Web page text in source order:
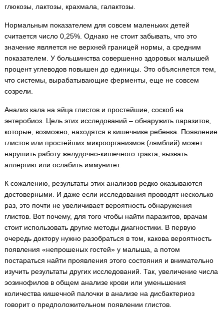
глюкозы, лактозы, крахмала, галактозы.
Нормальным показателем для совсем маленьких детей
считается число 0,25%. Однако не стоит забывать, что это
значение является не верхней границей нормы, а средним
показателем. У большинства совершенно здоровых малышей
процент углеводов повышен до единицы. Это объясняется тем,
что системы, вырабатывающие ферменты, еще не совсем
созрели.
Анализ кала на яйца глистов и простейшие, соскоб на
энтеробиоз. Цель этих исследований – обнаружить паразитов,
которые, возможно, находятся в кишечнике ребенка. Появление
глистов или простейших микроорганизмов (лямблий) может
нарушить работу желудочно-кишечного тракта, вызвать
аллергию или ослабить иммунитет.
К сожалению, результаты этих анализов редко оказываются
достоверными. И даже если исследования проводят несколько
раз, это почти не увеличивает вероятность обнаружения
глистов. Вот почему, для того чтобы найти паразитов, врачам
стоит использовать другие методы диагностики. В первую
очередь доктору нужно разобраться в том, какова вероятность
появления «непрошеных гостей» у малыша, а потом
постараться найти проявления этого состояния и внимательно
изучить результаты других исследований. Так, увеличение числа
эозинофилов в общем анализе крови или уменьшения
количества кишечной палочки в анализе на дисбактериоз
говорит о предположительном появлении глистов.